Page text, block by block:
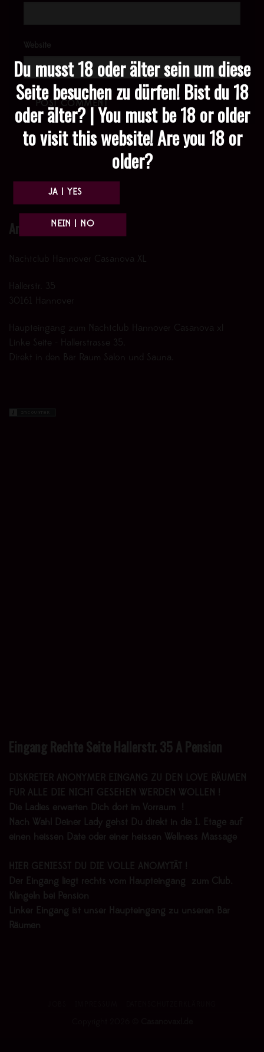
Du musst 18 oder älter sein um diese
Seite besuchen zu dürfen! Bist du 18
oder älter? | You must be 18 or older
to visit this website! Are you 18 or
older?
Website
Anfahrt
Nachtclub Hannover Casanova XL
Hallerstr. 35
30161 Hannover
Haupteingang zum Nachtclub Hannover Casanova xl
Linke Seite - Hallerstrasse 35.
Direkt in den Bar Raum Salon und Sauna.
Eingang Rechte Seite Hallerstr. 35 A Pension
DISKRETER ANONYMER EINGANG ZU DEN LOVE RÄUMEN
FÜR ALLE DIE NICHT GESEHEN WERDEN WOLLEN !
Die Ladies erwarten Dich dort im Vorraum !
Nach Wahl Deiner Lady gehst Du direkt in die 1. Etage auf
einen heissen Date oder einer heissen Wellness Massage
HIER GENIESST DU DIE VOLLE ANOMYTÄT !
Der Eingang liegt rechts vom Haupteingang zum Club.
Klingeln bei Pension
Linker Eingang ist unser Haupteingang zu unseren Bar
Räumen